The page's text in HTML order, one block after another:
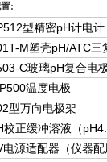
:
型精密pH计电计
M塑壳pH/ATC三
C玻璃pH复合电
温度电极
型万向电极架
校正缓冲溶液（
电源适配器（仪器配